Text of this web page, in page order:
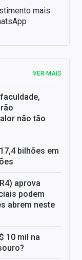
mais
VER MAIS
não tão
bilhões em
aprova
podem
abrem neste
10 mil na